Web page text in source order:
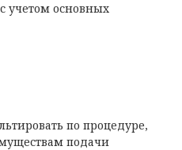
учетом основных
по процедуре,
подачи